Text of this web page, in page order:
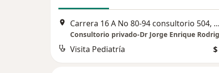
Carrera 16 A No 80-94 consultorio 504, Bogotá
Visita Pediatría